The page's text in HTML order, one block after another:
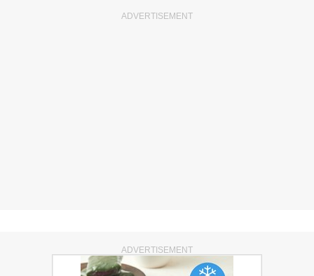
ADVERTISEMENT
ADVERTISEMENT